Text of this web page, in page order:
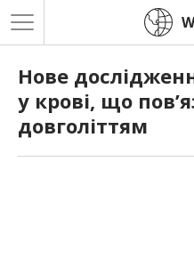
Нове
у крові, що
довголіттям